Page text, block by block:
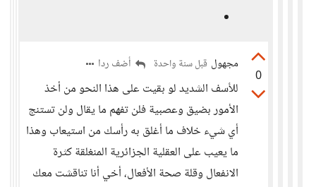
0
مجهول قبل سنة واحدة أضف ردا
للأسف الشديد لو بقيت على هذا النحو من أخذ
الأمور بضيق وعصبية فلن تفهم ما يقال ولن تستنج
أي شيء خلاف ما أغلق به رأسك من استيعاب وهذا
ما يعيب على العقلية الجزائرية المنغلقة كثرة
الانفعال وقلة صحة الأفعال، أخي أنا تناقشت معك